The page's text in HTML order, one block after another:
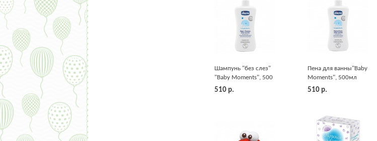
Шампунь "без слез"
"Baby Moments", 500
мл Chicco
510 р.
Пена для ванны"Baby
Moments", 500мл
Chicco
510 р.